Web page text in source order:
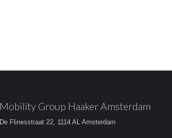
Mobility Group Haaker Amsterdam
De Flinesstraat 22, 1114 AL Amsterdam